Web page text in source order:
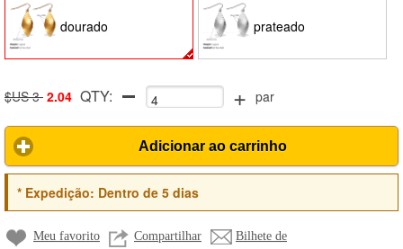
dourado prateado
$US 3 2.04 QTY: + par
Adicionar ao carrinho
*Expedição: Dentro de 5 dias
Meu favorito Compartilhar Bilhete de